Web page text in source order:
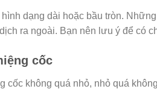
dạng dài hoặc bầu tròn.
ra ngoài. Bạn nên lưu ý để có
cốc
cốc không quá nhỏ, nhỏ quá